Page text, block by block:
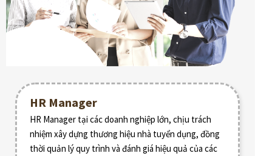
HR Manager tại các doanh nghiệp lớn, chịu trách
nhiệm xây dựng thương hiệu nhà tuyển dụng, đồng
thời quản lý quy trình và đánh giá hiệu quả của các
HR Manager